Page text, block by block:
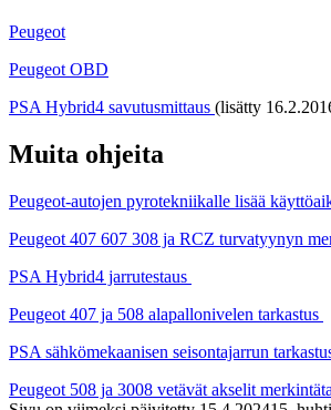
Peugeot
Peugeot OBD
PSA Hybrid4 savutusmittaus (lisätty
Muita ohjeita
Peugeot-autojen pyrotekniikalle lisää
Peugeot 407 607 308 ja RCZ turvatyynyn
PSA Hybrid4 jarrutestaus
Peugeot 407 ja 508 alapallonivelen tarkastus
PSA sähkömekaanisen seisontajarrun
Peugeot 508 ja 3008 vetävät akselit